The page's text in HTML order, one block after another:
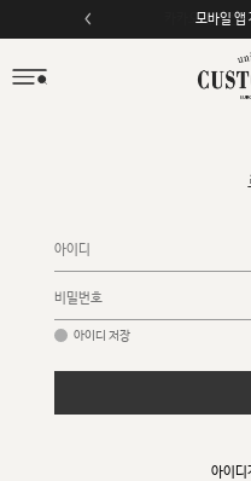
모바일 앱
아이디 저장
아이디